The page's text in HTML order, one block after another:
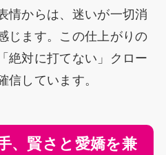
情からは、迷いが一切消
じます。この仕上がりの
絶対に打てない」クロー
信しています。
、賢さと愛嬌を兼